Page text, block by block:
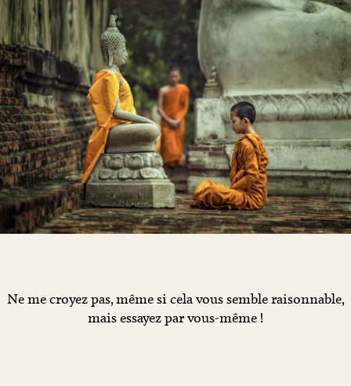
Ne me croyez pas, même si cela vous semble raisonnable,
mais essayez par vous-même !